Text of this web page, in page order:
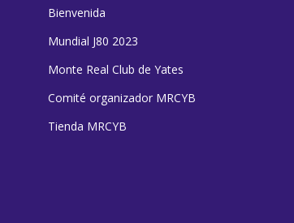
Bienvenida
Mundial J80 2023
Monte Real Club de Yates
Comité organizador MRCYB
Tienda MRCYB